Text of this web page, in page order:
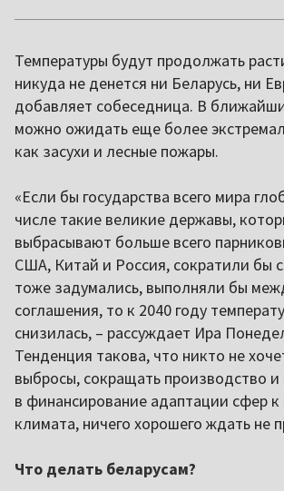
Температуры будут продолжать
никуда не денется ни Беларусь, ни
добавляет собеседница. В
можно ожидать еще более
как засухи и лесные пожары.
«Если бы государства всего мира
числе такие великие державы,
выбрасывают больше всего
США, Китай и Россия, сократили бы
тоже задумались, выполняли бы
соглашения, то к 2040 году
снизилась, – рассуждает Ира
Тенденция такова, что никто не
выбросы, сокращать производство и
в финансирование адаптации сфер
климата, ничего хорошего ждать не
Что делать беларусам?